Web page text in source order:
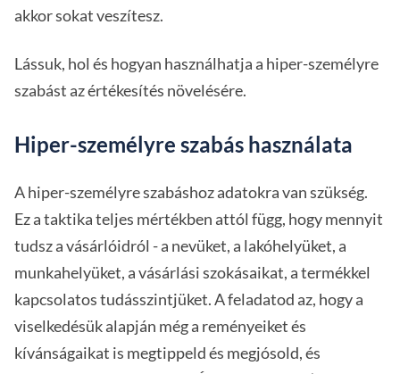
akkor sokat veszítesz.
Lássuk, hol és hogyan használhatja a hiper-személyre
szabást az értékesítés növelésére.
Hiper-személyre szabás használata
A hiper-személyre szabáshoz adatokra van szükség.
Ez a taktika teljes mértékben attól függ, hogy mennyit
tudsz a vásárlóidról - a nevüket, a lakóhelyüket, a
munkahelyüket, a vásárlási szokásaikat, a termékkel
kapcsolatos tudásszintjüket. A feladatod az, hogy a
viselkedésük alapján még a reményeiket és
kívánságaikat is megtippeld és megjósold, és